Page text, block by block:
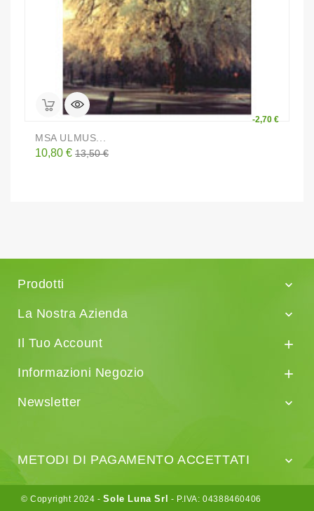
MSA ULMUS...
Prezzo
10,80 €
-2,70 €
Prezzo
13,50 €
Prodotti

La Nostra Azienda

Il Tuo Account

Informazioni Negozio

Newsletter

METODI DI PAGAMENTO ACCETTATI 
© Copyright 2024 -Sole Luna Srl
- P.IVA: 04388460406